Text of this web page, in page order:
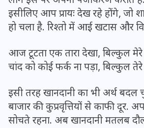
इसीलिए आप प्रायः देख रहे होंगे, जो
हो चला है. रिश्तो में आई खटास और
आज टूटता एक तारा देखा, बिल्कुल मेरे
चांद को कोई फर्क ना पड़ा, बिल्कुल
इसी तरह खानदानी का भी अर्थ बदल
बाजार की कुप्रवृत्तियों से काफी दूर.
सोचते रहना. अब खानदानी मतलब
पर बंपर भर्ती का
जानें कब से शुरू